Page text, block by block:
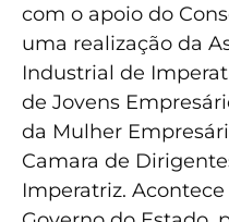
com o apoio do
uma realização da
Industrial de
de Jovens
da Mulher
Camara de
Imperatriz.